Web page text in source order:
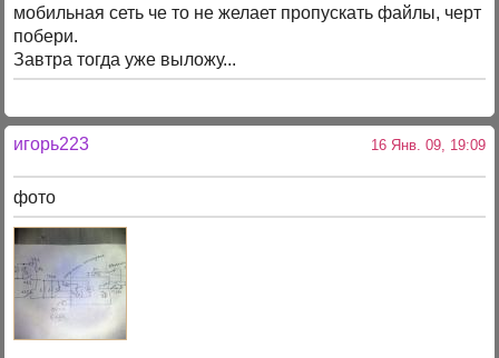
мобильная сеть че то не желает пропускать файлы, черт
побери.
Завтра тогда уже выложу...
игорь223 16 Янв. 09, 19:09
фото